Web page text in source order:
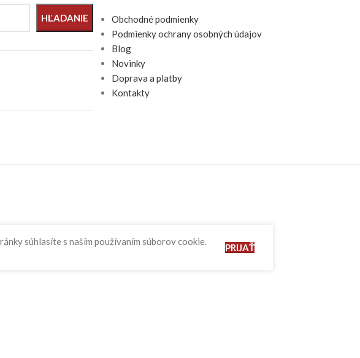
HĽADANIE
Obchodné podmienky
Podmienky ochrany osobných údajov
Blog
Novinky
Doprava a platby
Kontakty
súhlasíte s naším používaním súborov cookie.
PRIJAŤ